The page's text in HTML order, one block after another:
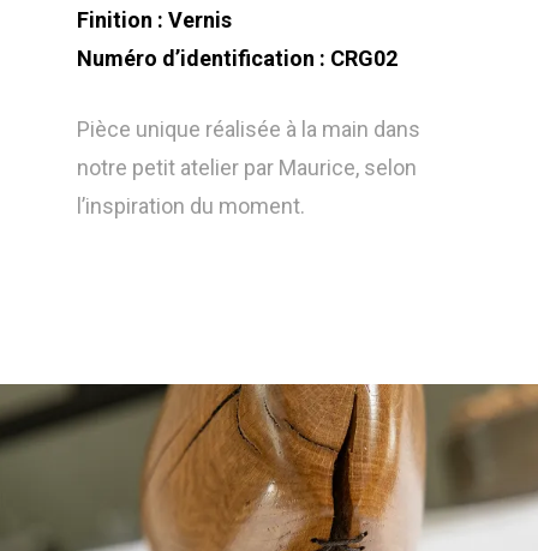
Finition : Vernis
Numéro d’identification : CRG02
Pièce unique réalisée à la main dans
notre petit atelier par Maurice, selon
l’inspiration du moment.